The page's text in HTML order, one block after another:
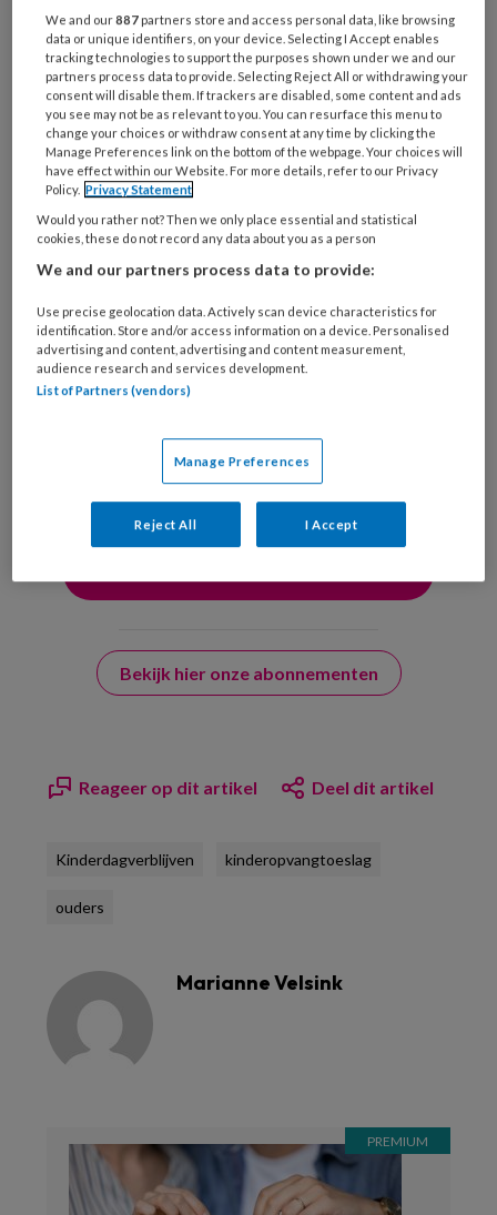
welke
organisatie
werk
je?
Untitled
Ontvang 2x per week de
KinderopvangTotaal nieuwsbrief
Ontvang iedere zondag het
Management Kinderopvang
Weekoverzicht
Ja, ik geef toestemming voor e-mails
van KinderopvangTotaal en
Springer Media B.V.
?
uw profiel in overeenstemming met onsprivacy statement
Bekijk hier onze abonnementen
Reageer op dit artikel Deel dit artikel
Kinderdagverblijven kinderopvangtoeslag
ouders
Marianne Velsink
We and our887 partners store and access personal data, like browsing
data or unique identifiers, on your device. Selecting I Accept enables
tracking technologies to support the purposes shown under we and our
partners process data to provide. Selecting Reject All or withdrawing your
consent will disable them. If trackers are disabled, some content and ads
you see may not be as relevant to you. You can resurface this menu to
change your choices or withdraw consent at any time by clicking the
Manage Preferences link on the bottom of the webpage. Your choices will
have effect within our Website. For more details, refer to our Privacy
Policy. Privacy Statement
Would you rather not? Then we only place essential and statistical
cookies, these do not record any data about you as a person
We and our partners process data to provide:
Use precise geolocation data. Actively scan device characteristics for
identification. Store and/or access information on a device. Personalised
advertising and content, advertising and content measurement,
audience research and services development.
List of Partners (vendors)
Manage Preferences
Reject All I Accept